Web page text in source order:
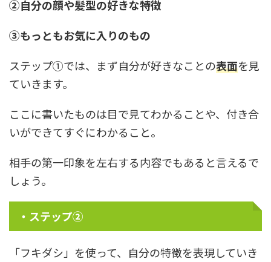
②自分の顔や髪型の好きな特徴
③もっともお気に入りのもの
ステップ①では、まず自分が好きなことの表面を見
ていきます。
ここに書いたものは目で見てわかることや、付き合
いができてすぐにわかること。
相手の第一印象を左右する内容でもあると言えるで
しょう。
・ステップ②
「フキダシ」を使って、自分の特徴を表現していき